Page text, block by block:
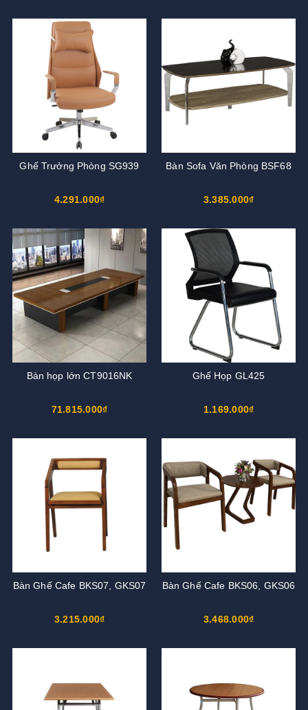
Ghế Trưởng Phòng SG939
4.291.000₫
Bàn Sofa Văn Phòng BSF68
3.385.000₫
Bàn họp lớn CT9016NK
71.815.000₫
Ghế Họp GL425
1.169.000₫
Bàn Ghế Cafe BKS07, GKS07
3.215.000₫
Bàn Ghế Cafe BKS06, GKS06
3.468.000₫